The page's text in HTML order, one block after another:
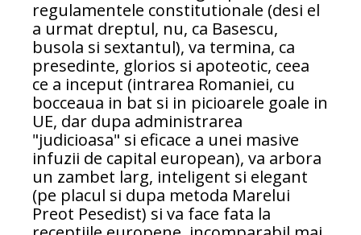
regulamentele constitutionale (desi el
a urmat dreptul, nu, ca Basescu,
busola si sextantul), va termina, ca
presedinte, glorios si apoteotic, ceea
ce a inceput (intrarea Romaniei, cu
bocceaua in bat si in picioarele goale in
UE, dar dupa administrarea
"judicioasa" si eficace a unei masive
infuzii de capital european), va arbora
un zambet larg, inteligent si elegant
(pe placul si dupa metoda Marelui
Preot Pesedist) si va face fata la